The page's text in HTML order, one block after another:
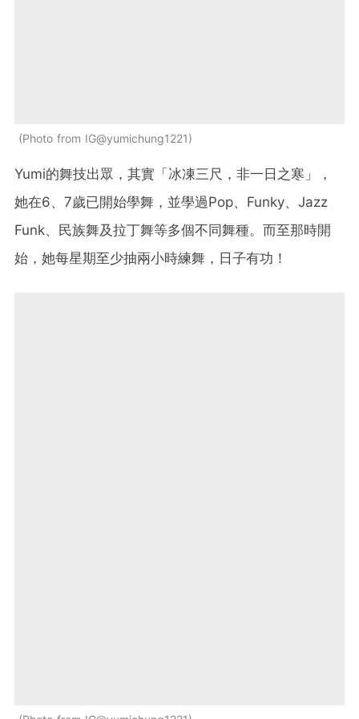
Photo from IG@yumichung1221
Yumi的舞技出眾，其實「冰凍三尺，非一日之寒」，
她在6、7歲已開始學舞，並學過Pop、Funky、Jazz
Funk、民族舞及拉丁舞等多個不同舞種。而至那時開
始，她每星期至少抽兩小時練舞，日子有功！